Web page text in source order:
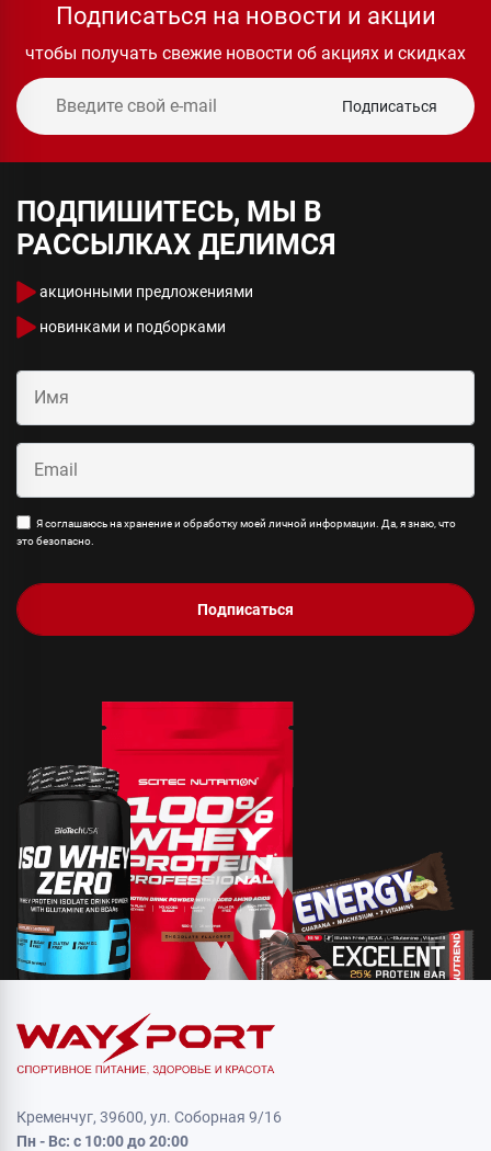
Подписаться на новости и акции
чтобы получать свежие новости об акциях и скидках
Подписаться
ПОДПИШИТЕСЬ, МЫ В
РАССЫЛКАХ ДЕЛИМСЯ
акционными предложениями
новинками и подборками
Я соглашаюсь на хранение и обработку моей личной информации. Да, я знаю, что
это безопасно.
Подписаться
Кременчуг, 39600, ул. Соборная 9/16
Пн - Вс: с 10:00 до 20:00